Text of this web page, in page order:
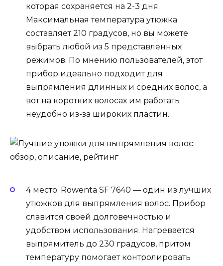
которая сохраняется на 2-3 дня.
Максимальная температура утюжка
составляет 210 градусов, но вы можете
выбрать любой из 5 представленных
режимов. По мнению пользователей, этот
прибор идеально подходит для
выпрямления длинных и средних волос, а
вот на коротких волосах им работать
неудобно из-за широких пластин.
4 место. Rowenta SF 7640 — один из лучших
утюжков для выпрямления волос. Прибор
славится своей долговечностью и
удобством использования. Нагревается
выпрямитель до 230 градусов, притом
температуру помогает контролировать